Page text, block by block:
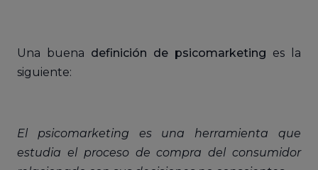
Una buena definición de psicomarketing es la
siguiente:
El psicomarketing es una herramienta que
estudia el proceso de compra del consumidor